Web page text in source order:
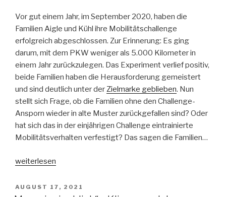
offenen
Probleme
der
Kernkraft
(Teil
5)“
Vor gut einem Jahr, im September 2020, haben die
Familien Aigle und Kühl ihre Mobilitätschallenge
erfolgreich abgeschlossen. Zur Erinnerung: Es ging
darum, mit dem PKW weniger als 5.000 Kilometer in
einem Jahr zurückzulegen. Das Experiment verlief positiv,
beide Familien haben die Herausforderung gemeistert
und sind deutlich unter derZielmarke geblieben. Nun
stellt sich Frage, ob die Familien ohne den Challenge-
Ansporn wieder in alte Muster zurückgefallen sind? Oder
hat sich das in der einjährigen Challenge eintrainierte
Mobilitätsverhalten verfestigt? Das sagen die Familien…
„Ein
nach
weiterlesen
VERÖFFENTLICHT
AM
AUGUST 17, 2021